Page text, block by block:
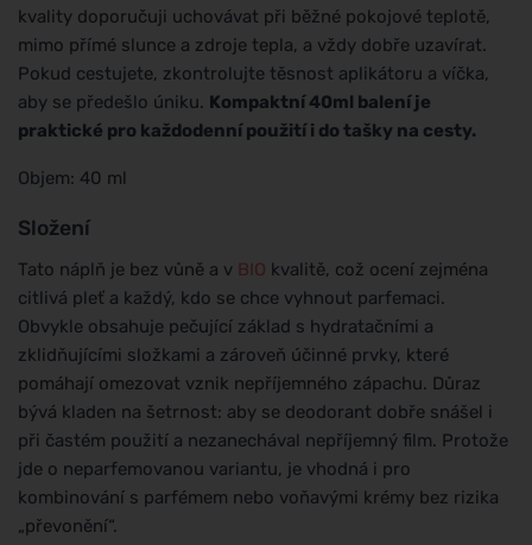
kvality doporučuji uchovávat při běžné pokojové teplotě,
mimo přímé slunce a zdroje tepla, a vždy dobře uzavírat.
Pokud cestujete, zkontrolujte těsnost aplikátoru a víčka,
aby se předešlo úniku. Kompaktní 40ml balení je
praktické pro každodenní použití i do tašky na cesty.
Objem: 40 ml
Složení
Tato náplň je bez vůně a v BIO kvalitě, což ocení zejména
citlivá pleť a každý, kdo se chce vyhnout parfemaci.
Obvykle obsahuje pečující základ s hydratačními a
zklidňujícími složkami a zároveň účinné prvky, které
pomáhají omezovat vznik nepříjemného zápachu. Důraz
bývá kladen na šetrnost: aby se deodorant dobře snášel i
při častém použití a nezanechával nepříjemný film. Protože
jde o neparfemovanou variantu, je vhodná i pro
kombinování s parfémem nebo voňavými krémy bez rizika
„převonění“.